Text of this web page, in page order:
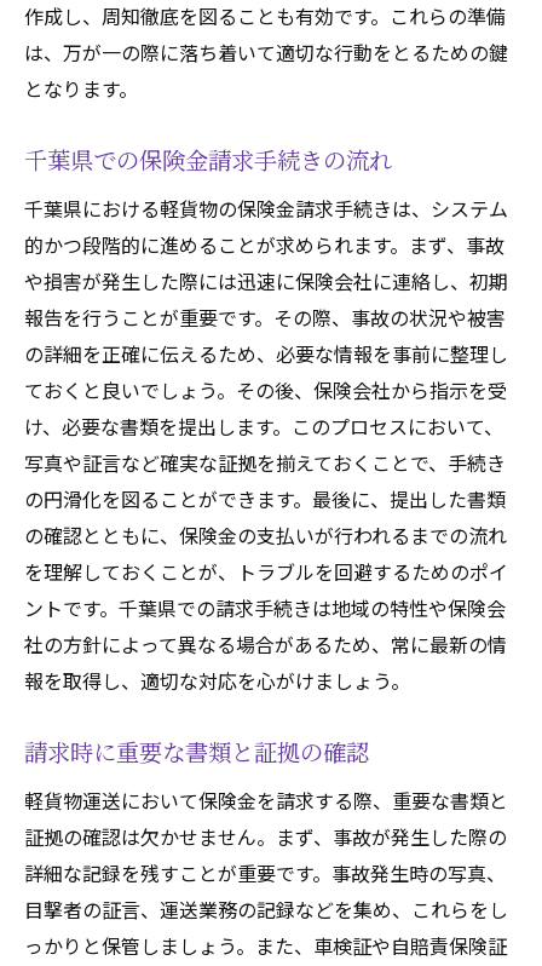
作成し、周知徹底を図ることも有効です。これらの準備
は、万が一の際に落ち着いて適切な行動をとるための鍵
となります。
千葉県での保険金請求手続きの流れ
千葉県における軽貨物の保険金請求手続きは、システム
的かつ段階的に進めることが求められます。まず、事故
や損害が発生した際には迅速に保険会社に連絡し、初期
報告を行うことが重要です。その際、事故の状況や被害
の詳細を正確に伝えるため、必要な情報を事前に整理し
ておくと良いでしょう。その後、保険会社から指示を受
け、必要な書類を提出します。このプロセスにおいて、
写真や証言など確実な証拠を揃えておくことで、手続き
の円滑化を図ることができます。最後に、提出した書類
の確認とともに、保険金の支払いが行われるまでの流れ
を理解しておくことが、トラブルを回避するためのポイ
ントです。千葉県での請求手続きは地域の特性や保険会
社の方針によって異なる場合があるため、常に最新の情
報を取得し、適切な対応を心がけましょう。
請求時に重要な書類と証拠の確認
軽貨物運送において保険金を請求する際、重要な書類と
証拠の確認は欠かせません。まず、事故が発生した際の
詳細な記録を残すことが重要です。事故発生時の写真、
目撃者の証言、運送業務の記録などを集め、これらをし
っかりと保管しましょう。また、車検証や自賠責保険証